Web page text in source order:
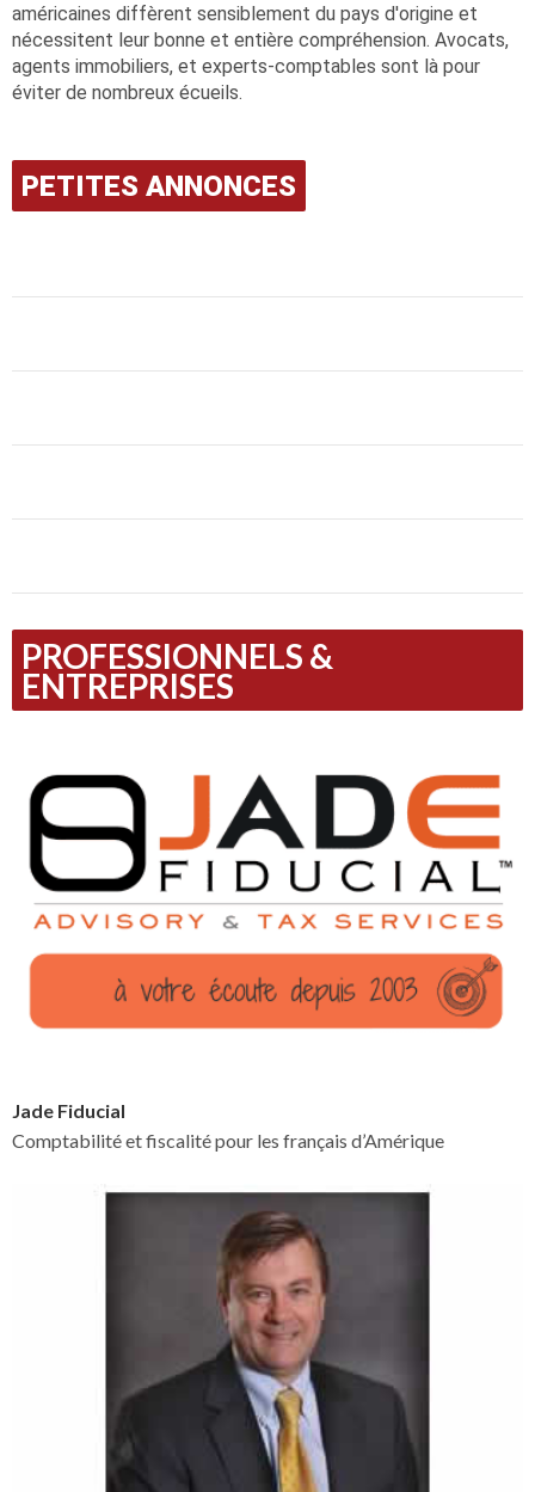
américaines diffèrent sensiblement du pays d'origine et
nécessitent leur bonne et entière compréhension. Avocats,
agents immobiliers, et experts-comptables sont là pour
éviter de nombreux écueils.
PETITES ANNONCES
PROFESSIONNELS &
ENTREPRISES
Jade Fiducial
Comptabilité et fiscalité pour les français d’Amérique